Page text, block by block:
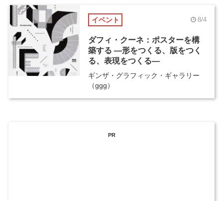
イベント 8/4
ダフィ・クーネ：ポスターを構
築する ―形をつくる、版をつく
る、表現をつくる―
ギンザ・グラフィック・ギャラリー
（ggg）
PR